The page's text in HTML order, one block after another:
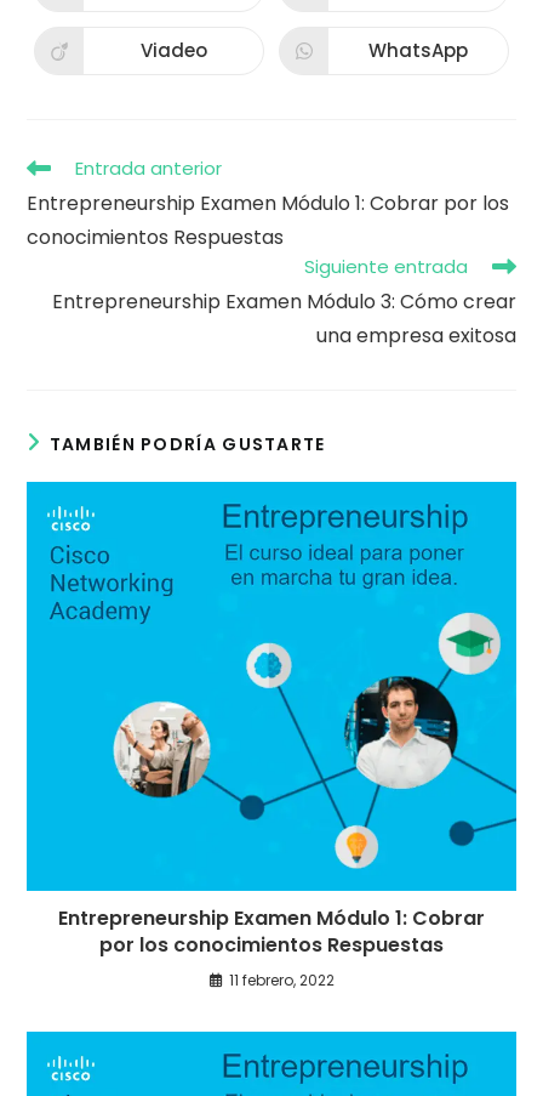
una
nueva
una
nueva
Se
Viadeo Se
WhatsApp
Leer
artículos
Entrada anterior
Entrepreneurship Examen Módulo 1: Cobrar por los
conocimientos Respuestas
Siguiente entrada
Entrepreneurship Examen Módulo 3: Cómo crear
una empresa exitosa
TAMBIÉN PODRÍA GUSTARTE
Entrepreneurship Examen Módulo 1: Cobrar
por los conocimientos Respuestas
11 febrero, 2022